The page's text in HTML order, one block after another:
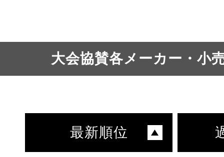
大会協賛各メーカー・小
最新順位